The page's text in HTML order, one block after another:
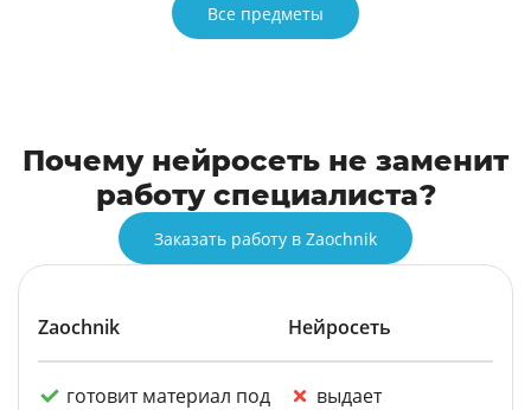
Все предметы
Почему нейросеть не заменит
работу специалиста?
Заказать работу в Zaochnik
Zaochnik Нейросеть
готовит материал под
выдает